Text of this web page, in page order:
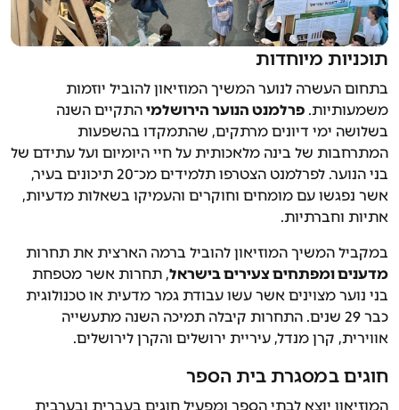
תוכניות מיוחדות
בתחום העשרה לנוער המשיך המוזיאון להוביל יוזמות
משמעותיות. פרלמנט הנוער הירושלמי התקיים השנה
בשלושה ימי דיונים מרתקים, שהתמקדו בהשפעות
המתרחבות של בינה מלאכותית על חיי היומיום ועל עתידם של
בני הנוער. לפרלמנט הצטרפו תלמידים מכ־20 תיכונים בעיר,
אשר נפגשו עם מומחים וחוקרים והעמיקו בשאלות מדעיות,
אתיות וחברתיות.
במקביל המשיך המוזיאון להוביל ברמה הארצית את תחרות
מדענים ומפתחים צעירים בישראל, תחרות אשר מטפחת
בני נוער מצוינים אשר עשו עבודת גמר מדעית או טכנולוגית
כבר 29 שנים. התחרות קיבלה תמיכה השנה מתעשייה
אווירית, קרן מנדל, עיריית ירושלים והקרן לירושלים.
חוגים במסגרת בית הספר
המוזיאון יוצא לבתי הספר ומפעיל חוגים בעברית ובערבית